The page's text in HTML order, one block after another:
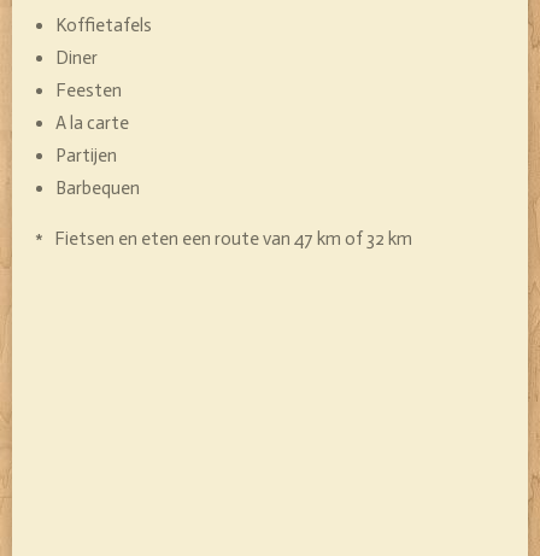
Koffietafels
Diner
Feesten
A la carte
Partijen
Barbequen
* Fietsen en eten een route van 47 km of 32 km